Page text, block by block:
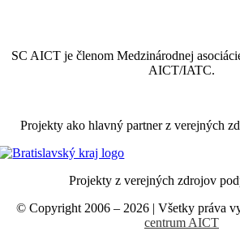
SC AICT je členom Medzinárodnej
AICT/IATC.
Projekty ako hlavný partner z verejných
Projekty z verejných zdrojov
© Copyright 2006 – 2026| Všetky práva
centrum AICT